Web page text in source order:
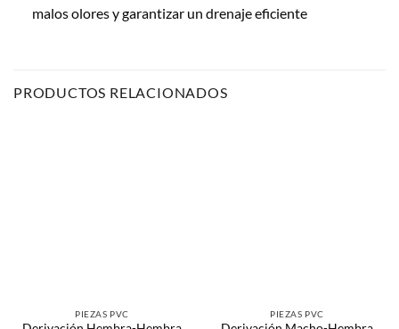
malos olores y garantizar un drenaje eficiente
PRODUCTOS RELACIONADOS
PIEZAS PVC PIEZAS PVC